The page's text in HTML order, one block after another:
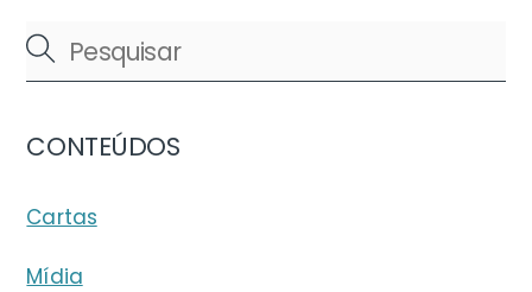
CONTEÚDOS
Cartas
Mídia